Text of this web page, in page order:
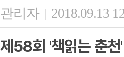
관리자 | 2018.09.13
제58회 '책읽는 춘천'